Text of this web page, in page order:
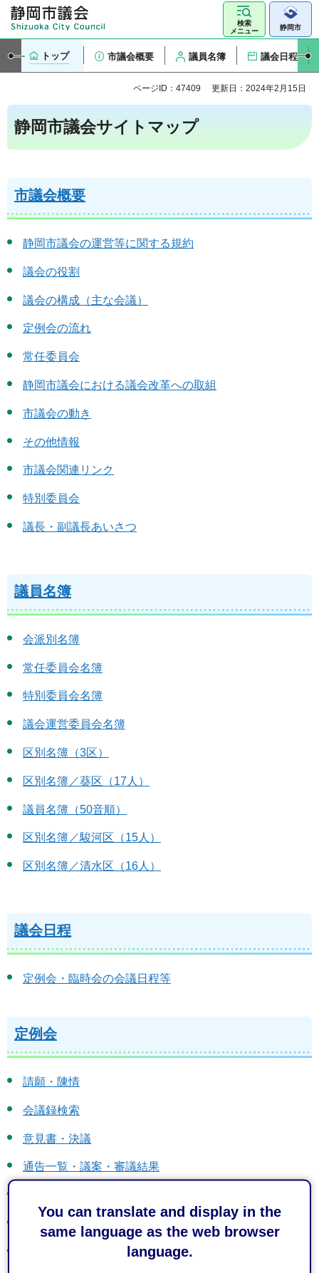
You can translate and display in the
same language as the web browser
language.
検索
メニュー
静岡市
トップ 市議会概要 議員名簿 議会日程
ページID：47409 更新日：2024年2月15日
静岡市議会サイトマップ
市議会概要
静岡市議会の運営等に関する規約
議会の役割
議会の構成（主な会議）
定例会の流れ
常任委員会
静岡市議会における議会改革への取組
市議会の動き
その他情報
市議会関連リンク
特別委員会
議長・副議長あいさつ
議員名簿
会派別名簿
常任委員会名簿
特別委員会名簿
議会運営委員会名簿
区別名簿（3区）
区別名簿／葵区（17人）
議員名簿（50音順）
区別名簿／駿河区（15人）
区別名簿／清水区（16人）
議会日程
定例会・臨時会の会議日程等
定例会
請願・陳情
会議録検索
意見書・決議
通告一覧・議案・審議結果